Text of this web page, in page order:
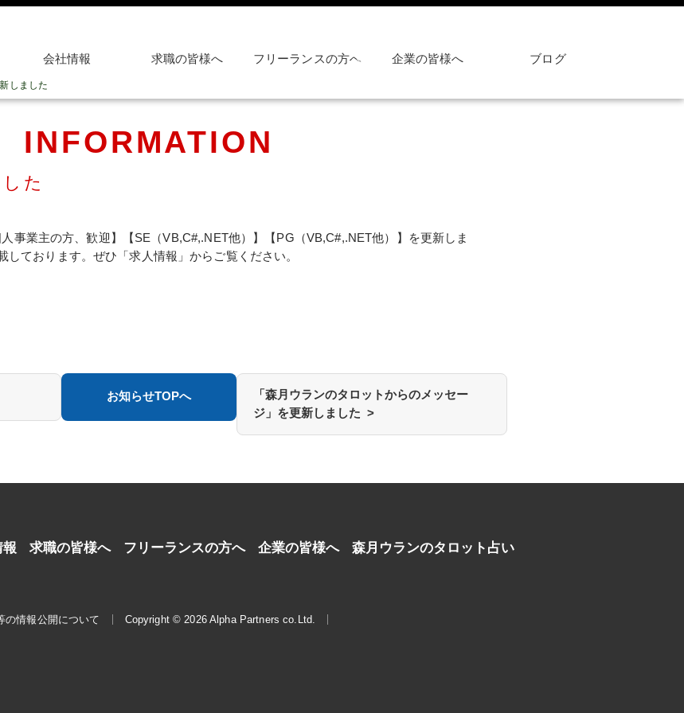
会社情報 求職の皆様へ フリーランスの方へ 企業の皆様へ ブログ
しました
INFORMATION
た
人事業主の方、歓迎】【SE（VB,C#,.NET他）】【PG（VB,C#,.NET他）】を更新しま
しております。ぜひ「求人情報」からご覧ください。
お知らせTOPへ
「森月ウランのタロットからのメッセー
ジ」を更新しました >
報 求職の皆様へ フリーランスの方へ 企業の皆様へ 森月ウランのタロット占い
の情報公開について Copyright © 2026 Alpha Partners co.Ltd.